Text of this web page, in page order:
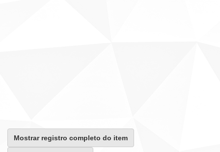
Mostrar registro completo do item